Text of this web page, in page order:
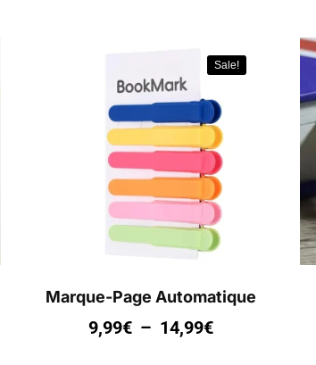
Sale!
Marque-Page Automatique
9,99€ – 14,99€